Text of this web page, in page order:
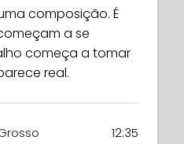
composição. É
a se
começa a tomar
real.
12:35